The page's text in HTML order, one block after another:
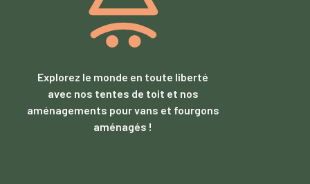
Explorez le monde en toute liberté
avec nos tentes de toit et nos
aménagements pour vans et fourgons
aménagés !